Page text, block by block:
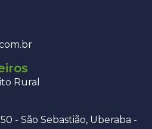
Rural
- São Sebastião, Uberaba -